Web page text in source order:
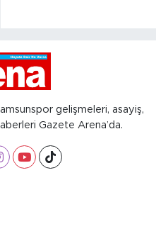
gelişmeleri, asayiş,
Gazete Arena’da.